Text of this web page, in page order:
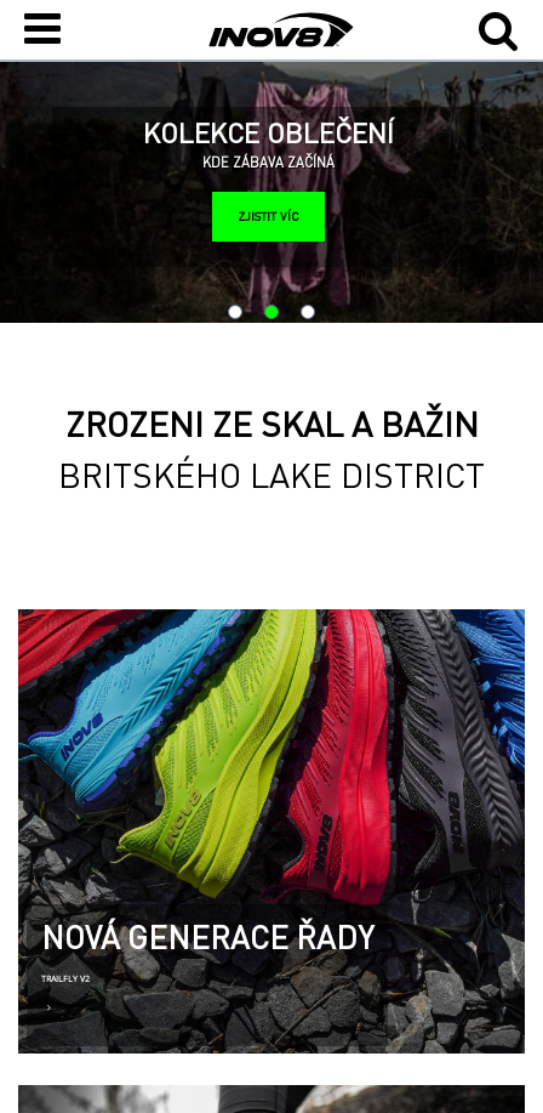
KOLEKCE OBLEČENÍ
KDE ZÁBAVA ZAČÍNÁ
ZJISTIT VÍC
ZROZENI ZE SKAL A BAŽIN
BRITSKÉHO LAKE DISTRICT
NOVÁ GENERACE ŘADY
TRAILFLY V2